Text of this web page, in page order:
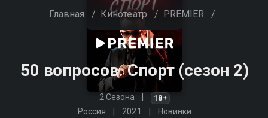
Главная / Кинотеатр / PREMIER /
50 вопросов. Спорт (сезон 2)
2 Сезона 18+
Россия 2021 Новинки